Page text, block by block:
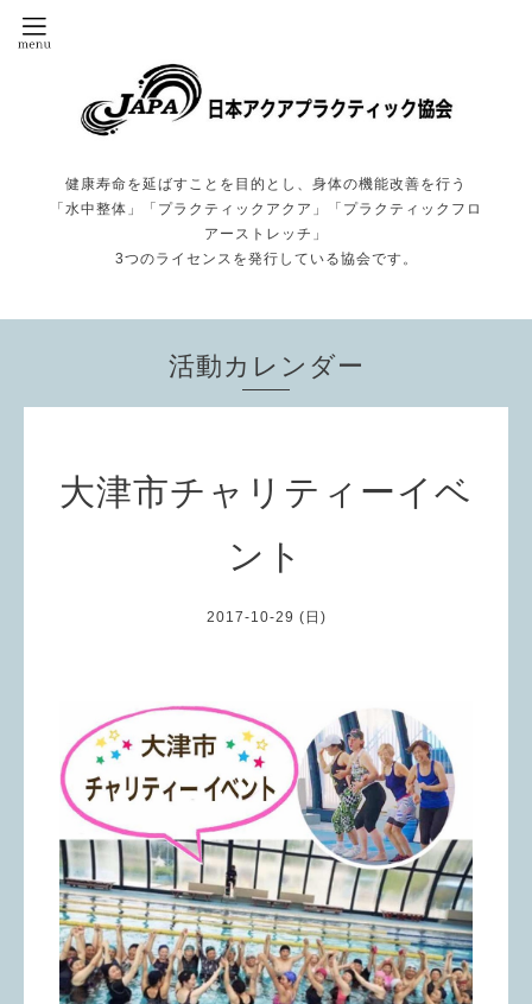
健康寿命を延ばすことを目的とし、身体の機能改善を行う
「水中整体」「プラクティックアクア」「プラクティックフロ
アーストレッチ」
3つのライセンスを発行している協会です。
活動カレンダー
大津市チャリティーイベ
ント
2017-10-29 (日)